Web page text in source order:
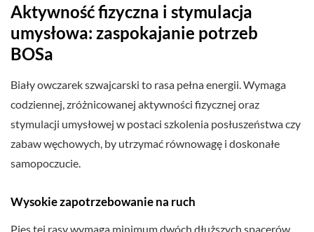
Aktywność fizyczna i stymulacja
umysłowa: zaspokajanie potrzeb
BOSa
Biały owczarek szwajcarski to rasa pełna energii. Wymaga
codziennej, zróżnicowanej aktywności fizycznej oraz
stymulacji umysłowej w postaci szkolenia posłuszeństwa czy
zabaw węchowych, by utrzymać równowagę i doskonałe
samopoczucie.
Wysokie zapotrzebowanie na ruch
Pies tej rasy wymaga minimum dwóch dłuższych spacerów